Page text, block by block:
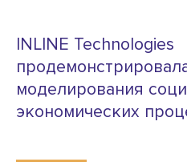
INLINE Technologies
моделирования
экономических